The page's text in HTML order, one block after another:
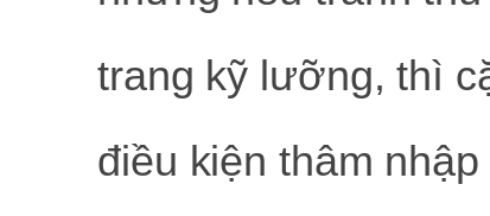
trang kỹ lưỡng, thì
điều kiện thâm